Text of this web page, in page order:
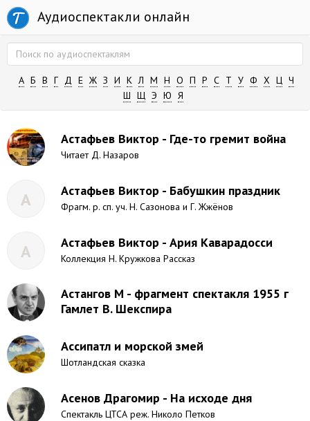
Аудиоспектакли онлайн
А Б В Г Д Е Ж З И К Л М Н О П Р С Т У Ф Х Ц Ч
Ш Щ Э Ю Я
Астафьев Виктор - Где-то гремит война
Читает Д. Назаров
А Астафьев Виктор - Бабушкин праздник
Фрагм. р. сп. уч. Н. Сазонова и Г. Жжёнов
А Астафьев Виктор - Ария Каварадосси
Коллекция Н. Кружкова Рассказ
Астангов М - фрагмент спектакля 1955 г
Гамлет В. Шекспира
Ассипатл и морской змей
Шотландская сказка
Асенов Драгомир - На исходе дня
Спектакль ЦТСА реж. Николо Петков